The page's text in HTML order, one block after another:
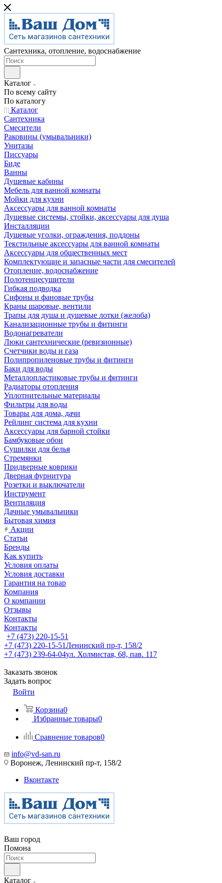
Сантехника, отопление, водоснабжение
Каталог
По всему сайту
По каталогу
Каталог
Сантехника
Смесители
Раковины (умывальники)
Унитазы
Писсуары
Биде
Ванны
Душевые кабины
Мебель для ванной комнаты
Мойки для кухни
Аксессуары для ванной комнаты
Душевые системы, стойки, аксессуары для душа
Инсталляции
Душевые уголки, ограждения, поддоны
Текстильные аксессуары для ванной комнаты
Аксессуары для общественных мест
Комплектующие и запасные части для смесителей
Отопление, водоснабжение
Полотенцесушители
Гибкая подводка
Сифоны и фановые трубы
Краны шаровые, вентили
Трапы для душа и душевые лотки (желоба)
Канализационные трубы и фитинги
Водонагреватели
Люки сантехнические (ревизионные)
Счетчики воды и газа
Полипропиленовые трубы и фитинги
Баки для воды
Металлопластиковые трубы и фитинги
Радиаторы отопления
Уплотнительные материалы
Фильтры для воды
Товары для дома, дачи
Рейлинг система для кухни
Аксессуары для барной стойки
Бамбуковые обои
Сушилки для белья
Стремянки
Придверные коврики
Дверная фурнитура
Розетки и выключатели
Инструмент
Вентиляция
Дачные умывальники
Бытовая химия
Акции
Статьи
Бренды
Как купить
Условия оплаты
Условия доставки
Гарантия на товар
Компания
О компании
Отзывы
Контакты
Контакты
+7 (473) 220-15-51
+7 (473) 220-15-51Ленинский пр-т, 158/2
+7 (473) 239-64-04ул. Холмистая, 68, пав. 117
Заказать звонок
Задать вопрос
Войти
Корзина0
Избранные товары0
Сравнение товаров0
info@vd-san.ru
Воронеж, Ленинский пр-т, 158/2
Вконтакте
Ваш город
Помона
Каталог